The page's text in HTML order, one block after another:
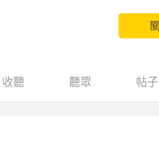
收聽 聽眾 帖子